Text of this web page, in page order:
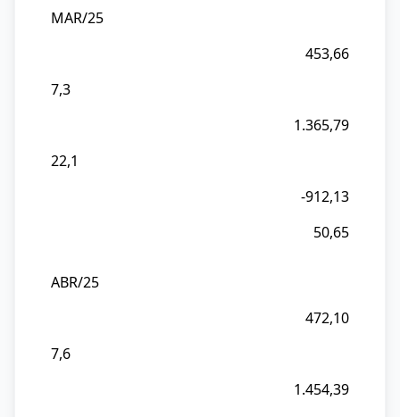
Saldo
MAR/25
453,66
7,3
1.365,79
22,1
-912,13
50,65
ABR/25
472,10
7,6
1.454,39